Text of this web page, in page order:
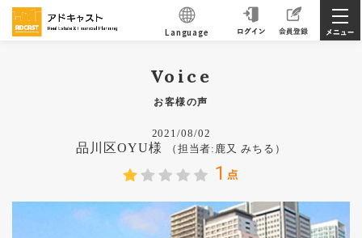
Language
Voice
お客様の声
2021/08/02
品川区OYU様 （担当者:鹿又 みちる）
1 点